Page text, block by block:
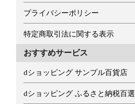
プライバシーポリシー
特定商取引法に関する表示
おすすめサービス
dショッピング サンプル百貨店
dショッピング ふるさと納税百選